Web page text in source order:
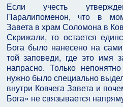
Если учесть
Паралипоменон, что в
Завета в храм Соломона в
Скрижали, то остается
Бога было нанесено на
той заповеди, где это имя
напрасно. Только
нужно было специально
внутри Ковчега Завета и
Бога» не связывается